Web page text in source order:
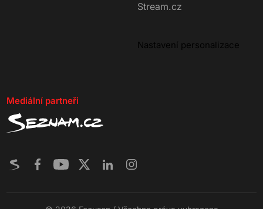
Stream.cz
Nastavení personalizace
Mediální partneři